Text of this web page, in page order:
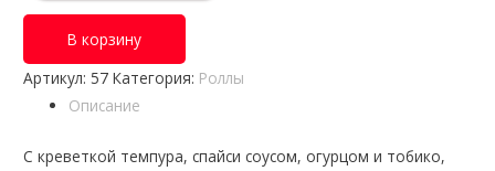
РОЛЛ
В корзину
Артикул: 57 Категория: Роллы
Описание
С креветкой темпура, спайси соусом, огурцом и тобико,